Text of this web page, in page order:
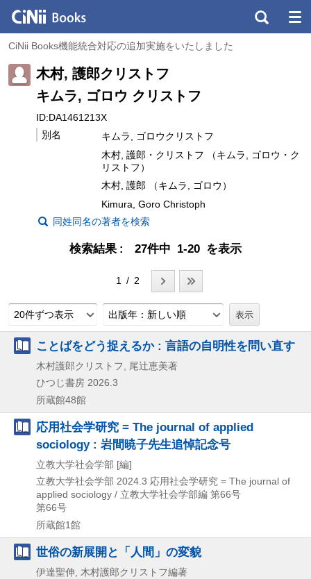
CiNii Books機能統合対応の追加実施をいたしました
木村, 護郎クリストフ
キムラ, ゴロウ クリストフ
ID:DA1461213X
別名
キムラ, ゴロウクリストフ
木村, 護郎・クリストフ （キムラ, ゴロウ・ク
リストフ）
木村, 護郎 （キムラ, ゴロウ）
Kimura, Goro Christoph
同姓同名の著者を検索
検索結果 27件中 1-20 を表示
1 / 2
20件ずつ表示 出版年：新しい順
ことばをどう捉えるか : 言語の自明性を問い直す
木村護郎クリストフ, 尾辻恵美著
ひつじ書房 2026.3
所蔵館48館
応用社会学研究 = The journal of applied
sociology : 岩間暁子先生追悼記念号
立教大学社会学部 [編]
立教大学社会学部 2024.3 応用社会学研究 = The journal of
applied sociology / 立教大学社会学部編 第66号
第66号
所蔵館1館
世俗の新展開と「人間」の変貌
伊達聖伸, 木村護郎クリストフ編著